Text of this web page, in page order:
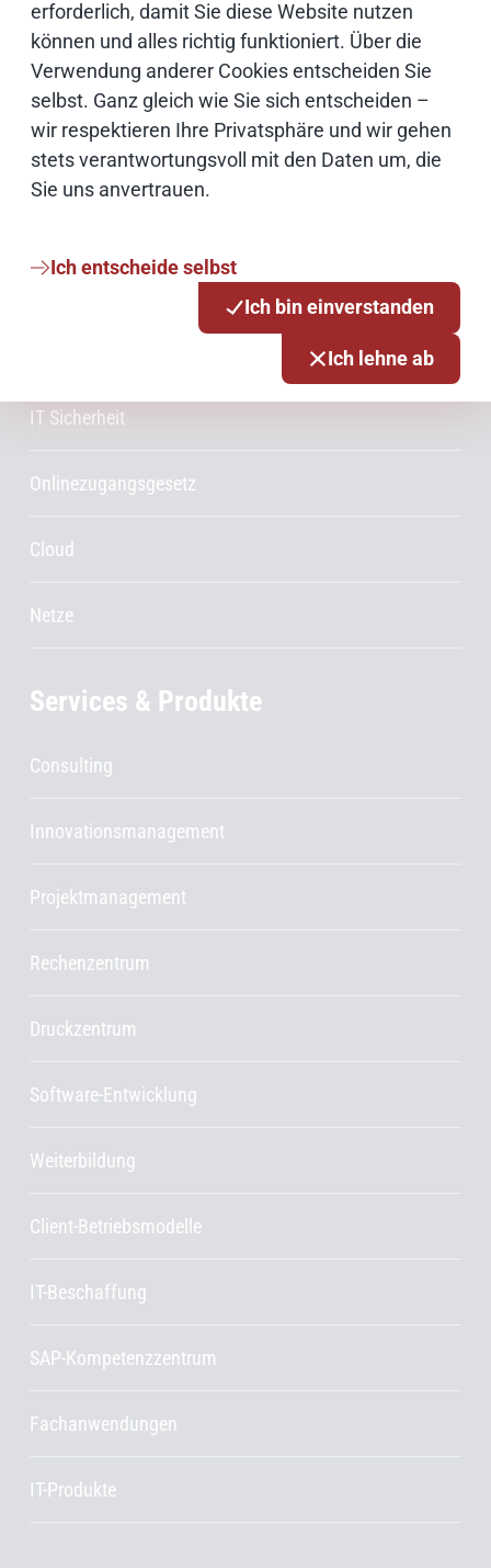
erforderlich, damit Sie diese Website nutzen
können und alles richtig funktioniert. Über die
Verwendung anderer Cookies entscheiden Sie
selbst. Ganz gleich wie Sie sich entscheiden –
wir respektieren Ihre Privatsphäre und wir gehen
stets verantwortungsvoll mit den Daten um, die
Sie uns anvertrauen.
Ich entscheide selbst
Ich bin einverstanden
Ich lehne ab
Weiterführende Informationen
Bildnachweise
IT Sicherheit
Onlinezugangsgesetz
Cloud
Netze
Services & Produkte
Consulting
Innovationsmanagement
Projektmanagement
Rechenzentrum
Druckzentrum
Software-Entwicklung
Weiterbildung
Client-Betriebsmodelle
IT-Beschaffung
SAP-Kompetenzzentrum
Fachanwendungen
IT-Produkte